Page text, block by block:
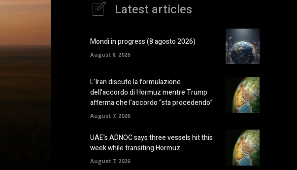
Latest articles
Mondi in progress (8 agosto 2026)
August 8, 2026
L’Iran discute la formulazione
dell’accordo di Hormuz mentre Trump
afferma che l’accordo “sta procedendo”
August 7, 2026
UAE’s ADNOC says three vessels hit this
week while transiting Hormuz
August 7, 2026